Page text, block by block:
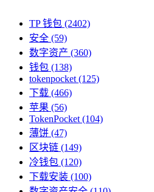
TP 钱包 (2402)
安全 (59)
数字资产 (360)
钱包 (138)
tokenpocket (125)
下载 (466)
苹果 (56)
TokenPocket (104)
薄饼 (47)
区块链 (149)
冷钱包 (120)
下载安装 (100)